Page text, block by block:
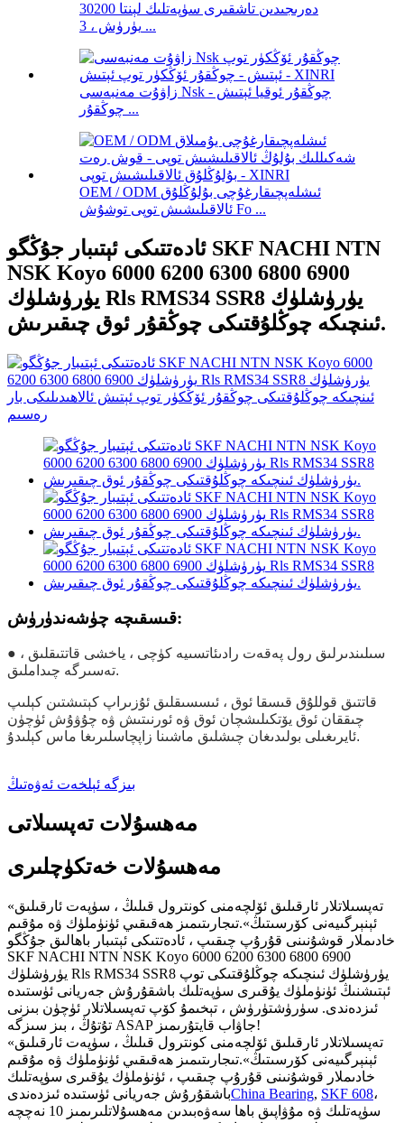
دەرىجىدىن تاشقىرى سۈپەتلىك لېنتا 30200
يۈرۈش ، 3 ...
زاۋۇت مەنبەسى Nsk چوڭقۇر ئوقيا ئېتىش -
چوڭقۇر ...
OEM / ODM ئىشلەپچىقارغۇچى بۇلۇڭلۇق
ئالاقىلىشىش توپى توشۇش Fo ...
ئادەتتىكى ئېتىبار جۇڭگو SKF NACHI NTN
NSK Koyo 6000 6200 6300 6800 6900
يۈرۈشلۈك Rls RMS34 SSR8 يۈرۈشلۈك
ئىنچىكە چوڭلۇقتىكى چوڭقۇر ئوق چىقىرىش.
قىسقىچە چۈشەندۈرۈش:
● سىلىندىرلىق رول پەقەت رادىئاتسىيە كۈچى ، ياخشى قاتتىقلىق ،
تەسىرگە چىداملىق.
قاتتىق قوللۇق قىسقا ئوق ، ئىسسىقلىق ئۇزىراپ كېتىشتىن كېلىپ
چىققان ئوق يۆتكىلىشچان ئوق ۋە ئورنىتىش ۋە چۇۋۇش ئۈچۈن
ئايرىغىلى بولىدىغان چىشلىق ماشىنا زاپچاسلىرىغا ماس كېلىدۇ.
بىزگە ئېلخەت ئەۋەتىڭ
مەھسۇلات تەپسىلاتى
مەھسۇلات خەتكۈچلىرى
«تەپسىلاتلار ئارقىلىق ئۆلچەمنى كونترول قىلىڭ ، سۈپەت ئارقىلىق
ئېنېرگىيەنى كۆرسىتىڭ».تىجارىتىمىز ھەقىقىي ئۈنۈملۈك ۋە مۇقىم
خادىملار قوشۇنىنى قۇرۇپ چىقىپ ، ئادەتتىكى ئېتىبار باھالىق جۇڭگو
SKF NACHI NTN NSK Koyo 6000 6200 6300 6800 6900
يۈرۈشلۈك Rls RMS34 SSR8 يۈرۈشلۈك ئىنچىكە چوڭلۇقتىكى توپ
ئېتىشنىڭ ئۈنۈملۈك يۇقىرى سۈپەتلىك باشقۇرۇش جەريانى ئۈستىدە
ئىزدەندى. سۈرۈشتۈرۈش ، تېخىمۇ كۆپ تەپسىلاتلار ئۈچۈن بىزنى
تۇتۇڭ ، بىز سىزگە ASAP جاۋاب قايتۇرىمىز!
«تەپسىلاتلار ئارقىلىق ئۆلچەمنى كونترول قىلىڭ ، سۈپەت ئارقىلىق
ئېنېرگىيەنى كۆرسىتىڭ».تىجارىتىمىز ھەقىقىي ئۈنۈملۈك ۋە مۇقىم
خادىملار قوشۇنىنى قۇرۇپ چىقىپ ، ئۈنۈملۈك يۇقىرى سۈپەتلىك
باشقۇرۇش جەريانى ئۈستىدە ئىزدەندىChina Bearing, SKF 608،
سۈپەتلىك ۋە مۇۋاپىق باھا سەۋەبىدىن مەھسۇلاتلىرىمىز 10 نەچچە